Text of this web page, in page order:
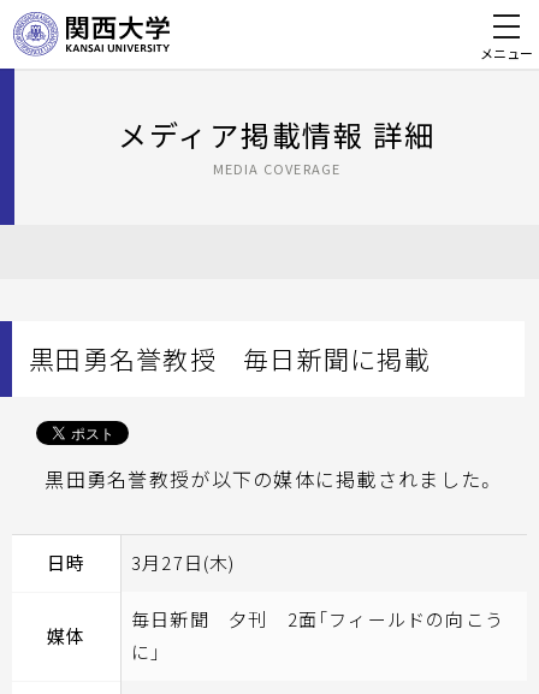
メニュー
メディア掲載情報 詳細
MEDIA COVERAGE
黒田勇名誉教授 毎日新聞に掲載
黒田勇名誉教授が以下の媒体に掲載されました。
日時 3月27日(木)
媒体
毎日新聞 夕刊 2面「フィールドの向こう
に」